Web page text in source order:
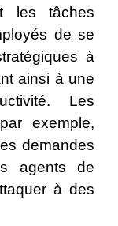
les tâches
de se
à
ainsi à une
Les
exemple,
demandes
agents de
à des